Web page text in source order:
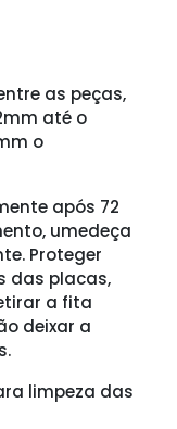
as peças,
até o
o
após 72
umedeça
Proteger
das placas,
a fita
deixar a
limpeza das